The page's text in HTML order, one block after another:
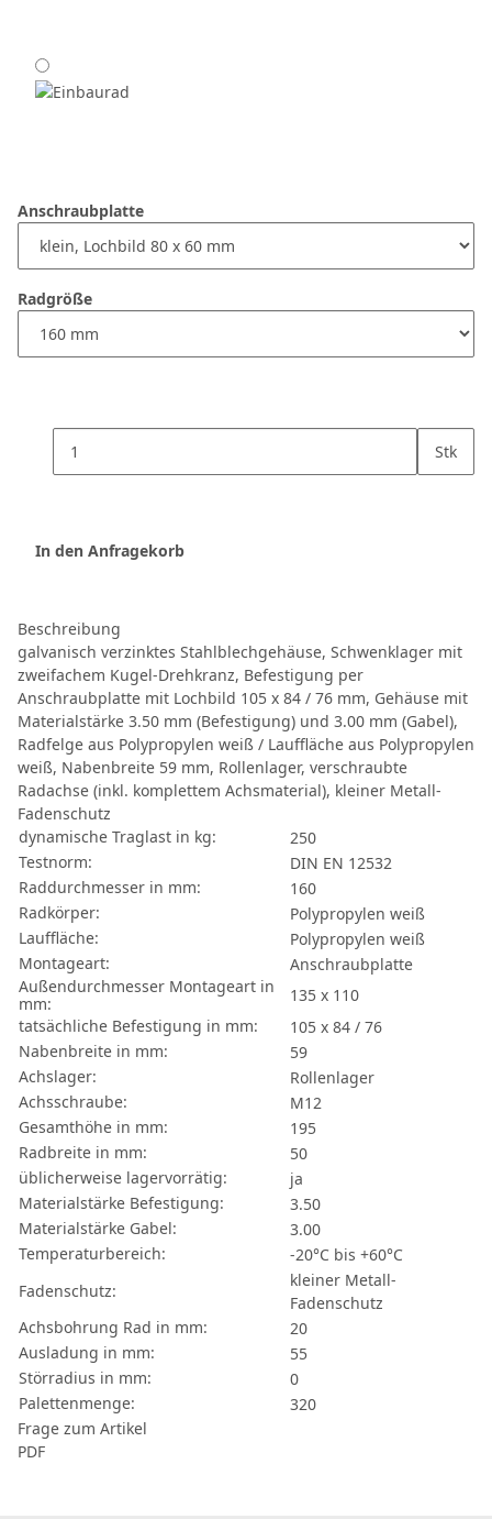
Anschraubplatte
Radgröße
Stk
In den Anfragekorb
Beschreibung
galvanisch verzinktes Stahlblechgehäuse, Schwenklager mit
zweifachem Kugel-Drehkranz, Befestigung per
Anschraubplatte mit Lochbild 105 x 84 / 76 mm, Gehäuse mit
Materialstärke 3.50 mm (Befestigung) und 3.00 mm (Gabel),
Radfelge aus Polypropylen weiß / Lauffläche aus Polypropylen
weiß, Nabenbreite 59 mm, Rollenlager, verschraubte
Radachse (inkl. komplettem Achsmaterial), kleiner Metall-
Fadenschutz
dynamische Traglast in kg:
250
Testnorm:
DIN EN 12532
Raddurchmesser in mm:
160
Radkörper:
Polypropylen weiß
Lauffläche:
Polypropylen weiß
Montageart:
Anschraubplatte
Außendurchmesser Montageart in
mm:
135 x 110
tatsächliche Befestigung in mm:
105 x 84 / 76
Nabenbreite in mm:
59
Achslager:
Rollenlager
Achsschraube:
M12
Gesamthöhe in mm:
195
Radbreite in mm:
50
üblicherweise lagervorrätig:
ja
Materialstärke Befestigung:
3.50
Materialstärke Gabel:
3.00
Temperaturbereich:
-20°C bis +60°C
Fadenschutz:
kleiner Metall-
Fadenschutz
Achsbohrung Rad in mm:
20
Ausladung in mm:
55
Störradius in mm:
0
Palettenmenge:
320
Frage zum Artikel
PDF